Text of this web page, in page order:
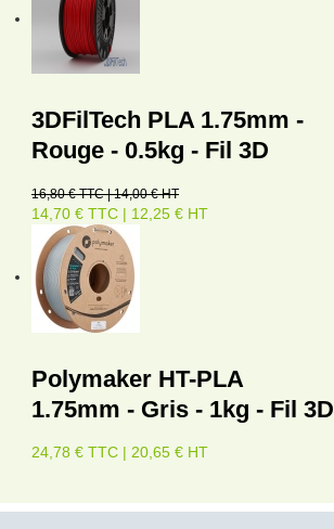
3DFilTech PLA 1.75mm -
Rouge - 0.5kg - Fil 3D
16,80 € TTC | 14,00 € HT
14,70 € TTC | 12,25 € HT
Polymaker HT-PLA
1.75mm - Gris - 1kg - Fil 3D
24,78 € TTC | 20,65 € HT